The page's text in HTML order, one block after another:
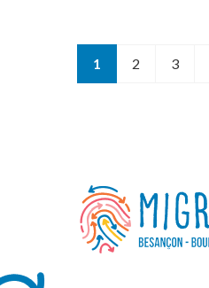
1 2 3